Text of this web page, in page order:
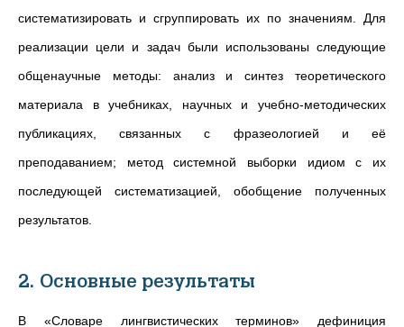
систематизировать и сгруппировать их по значениям. Для
реализации цели и задач были использованы следующие
общенаучные методы: анализ и синтез теоретического
материала в учебниках, научных и учебно-методических
публикациях, связанных с фразеологией и её
преподаванием; метод системной выборки идиом с их
последующей систематизацией, обобщение полученных
результатов.
2. Основные результаты
В «Словаре лингвистических терминов» дефиниция